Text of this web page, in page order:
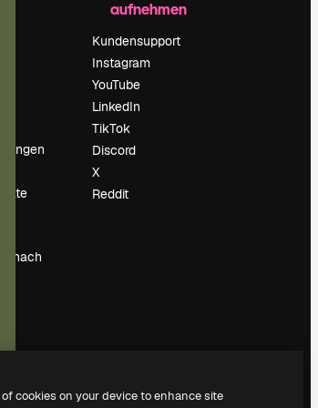
nach
aufnehmen
Kundensupport
Instagram
YouTube
LinkedIn
TikTok
Discord
X
Reddit
cookies on your device to enhance site